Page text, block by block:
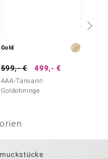
Gold
599,- € 499,- €
AAA-Tansanit-
Goldohrringe